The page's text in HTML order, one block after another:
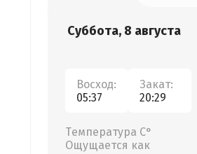
Суббота, 8 августа
Восход:
05:37
Закат:
20:29
Температура С°
Ощущается как